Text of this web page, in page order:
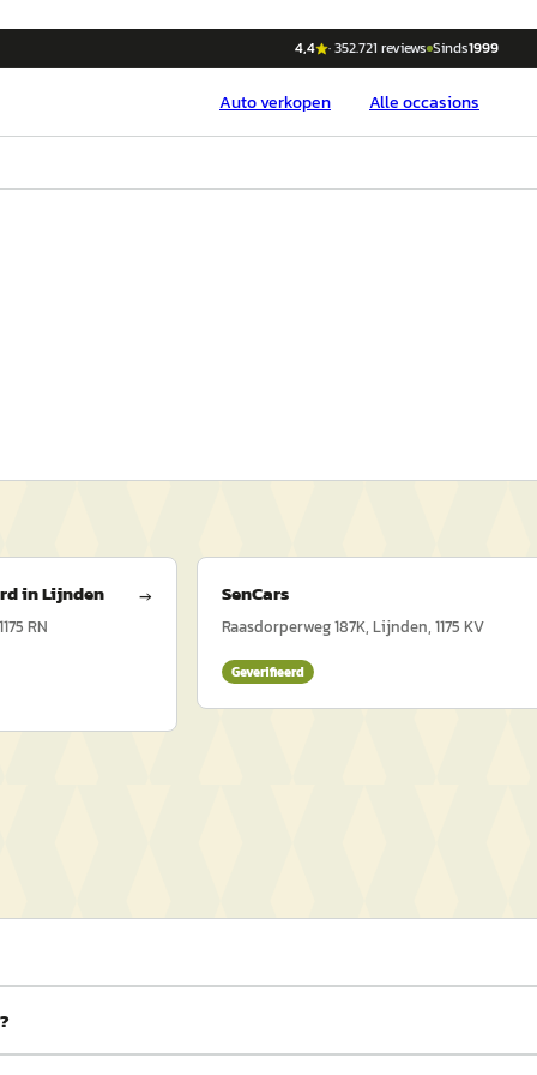
4,4 ·352.721 reviews Sinds1999
Autoverkopen Alle occasions
in Lijnden →
RN
SenCars
Raasdorperweg 187K, Lijnden, 1175 KV
Geverifieerd